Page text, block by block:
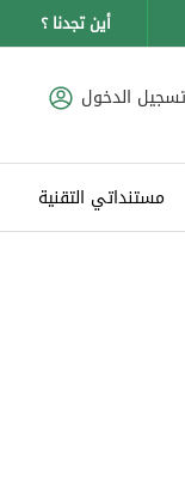
أين تجدنا ؟
تسجيل الدخول
مستنداتي التقنية